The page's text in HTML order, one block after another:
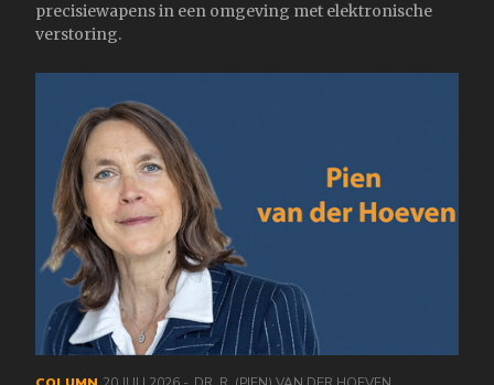
precisiewapens in een omgeving met elektronische
verstoring.